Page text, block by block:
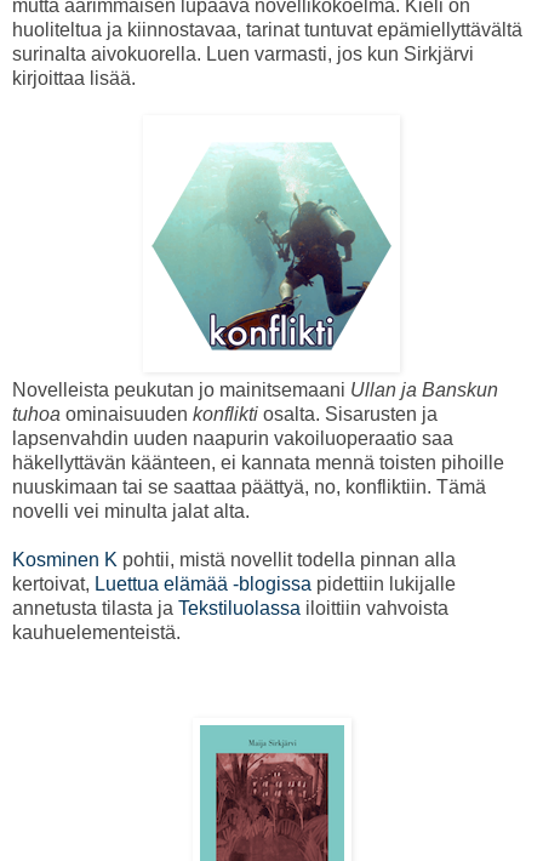
mutta äärimmäisen lupaava novellikokoelma. Kieli on
huoliteltua ja kiinnostavaa, tarinat tuntuvat epämiellyttävältä
surinalta aivokuorella. Luen varmasti, jos kun Sirkjärvi
kirjoittaa lisää.
Novelleista peukutan jo mainitsemaani Ullan ja Banskun
tuhoa ominaisuuden konflikti osalta. Sisarusten ja
lapsenvahdin uuden naapurin vakoiluoperaatio saa
häkellyttävän käänteen, ei kannata mennä toisten pihoille
nuuskimaan tai se saattaa päättyä, no, konfliktiin. Tämä
novelli vei minulta jalat alta.
Kosminen K pohtii, mistä novellit todella pinnan alla
kertoivat, Luettua elämää -blogissa pidettiin lukijalle
annetusta tilasta ja Tekstiluolassa iloittiin vahvoista
kauhuelementeistä.